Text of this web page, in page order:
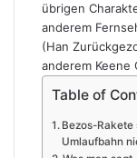
übrigen
anderem
(Han
anderem Keene
Table of
Bezos-
Umlaufbahn